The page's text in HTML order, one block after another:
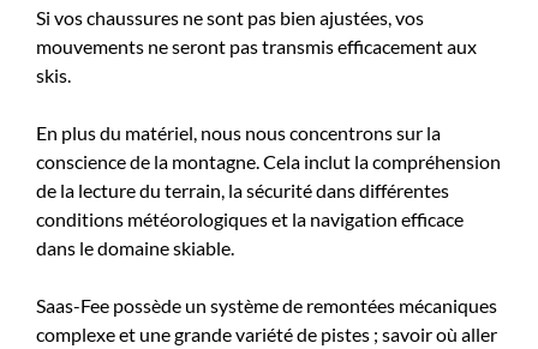
Si vos chaussures ne sont pas bien ajustées, vos
mouvements ne seront pas transmis efficacement aux
skis.
En plus du matériel, nous nous concentrons sur la
conscience de la montagne. Cela inclut la compréhension
de la lecture du terrain, la sécurité dans différentes
conditions météorologiques et la navigation efficace
dans le domaine skiable.
Saas-Fee possède un système de remontées mécaniques
complexe et une grande variété de pistes ; savoir où aller